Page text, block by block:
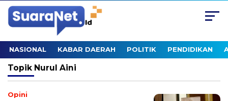
NASIONAL KABAR DAERAH POLITIK PENDIDIKAN
Topik Nurul Aini
Opini